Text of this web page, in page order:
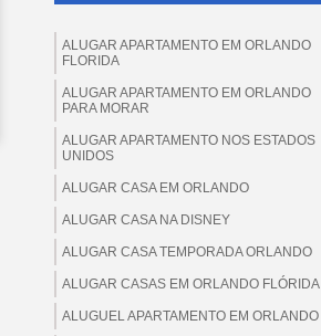
ALUGAR APARTAMENTO EM ORLANDO
FLORIDA
ALUGAR APARTAMENTO EM ORLANDO
PARA MORAR
ALUGAR APARTAMENTO NOS ESTADOS
UNIDOS
ALUGAR CASA EM ORLANDO
ALUGAR CASA NA DISNEY
ALUGAR CASA TEMPORADA ORLANDO
ALUGAR CASAS EM ORLANDO FLÓRIDA
ALUGUEL APARTAMENTO EM ORLANDO